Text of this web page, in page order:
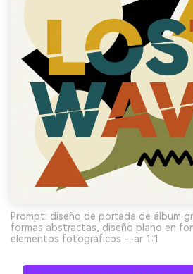
Prompt: diseño de portada de álbum
formas abstractas, diseño plano en
elementos fotográficos --ar 1:1